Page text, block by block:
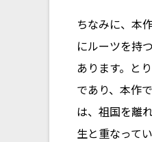
ちなみに、本
にルーツを持
あります。と
であり、本作
は、祖国を離
生と重なって